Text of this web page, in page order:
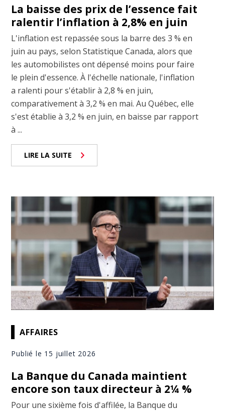
La baisse des prix de l’essence fait
ralentir l’inflation à 2,8% en juin
L'inflation est repassée sous la barre des 3 % en
juin au pays, selon Statistique Canada, alors que
les automobilistes ont dépensé moins pour faire
le plein d'essence. À l'échelle nationale, l'inflation
a ralenti pour s'établir à 2,8 % en juin,
comparativement à 3,2 % en mai. Au Québec, elle
s'est établie à 3,2 % en juin, en baisse par rapport
à ...
LIRE LA SUITE
AFFAIRES
Publié le 15 juillet 2026
La Banque du Canada maintient
encore son taux directeur à 2¼ %
Pour une sixième fois d'affilée, la Banque du